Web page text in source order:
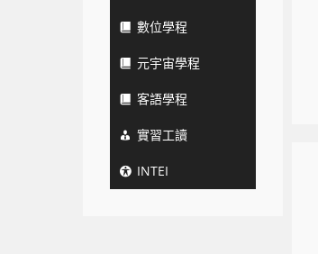
數位學程
元宇宙學程
客語學程
實習工讀
INTEI